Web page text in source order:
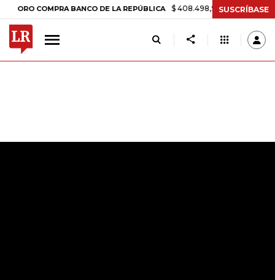
COMPRA BANCO DE LA REPÚBLICA $ 408.498,97 +$ 8.753,81 +2,19%
SUSCRÍBASE